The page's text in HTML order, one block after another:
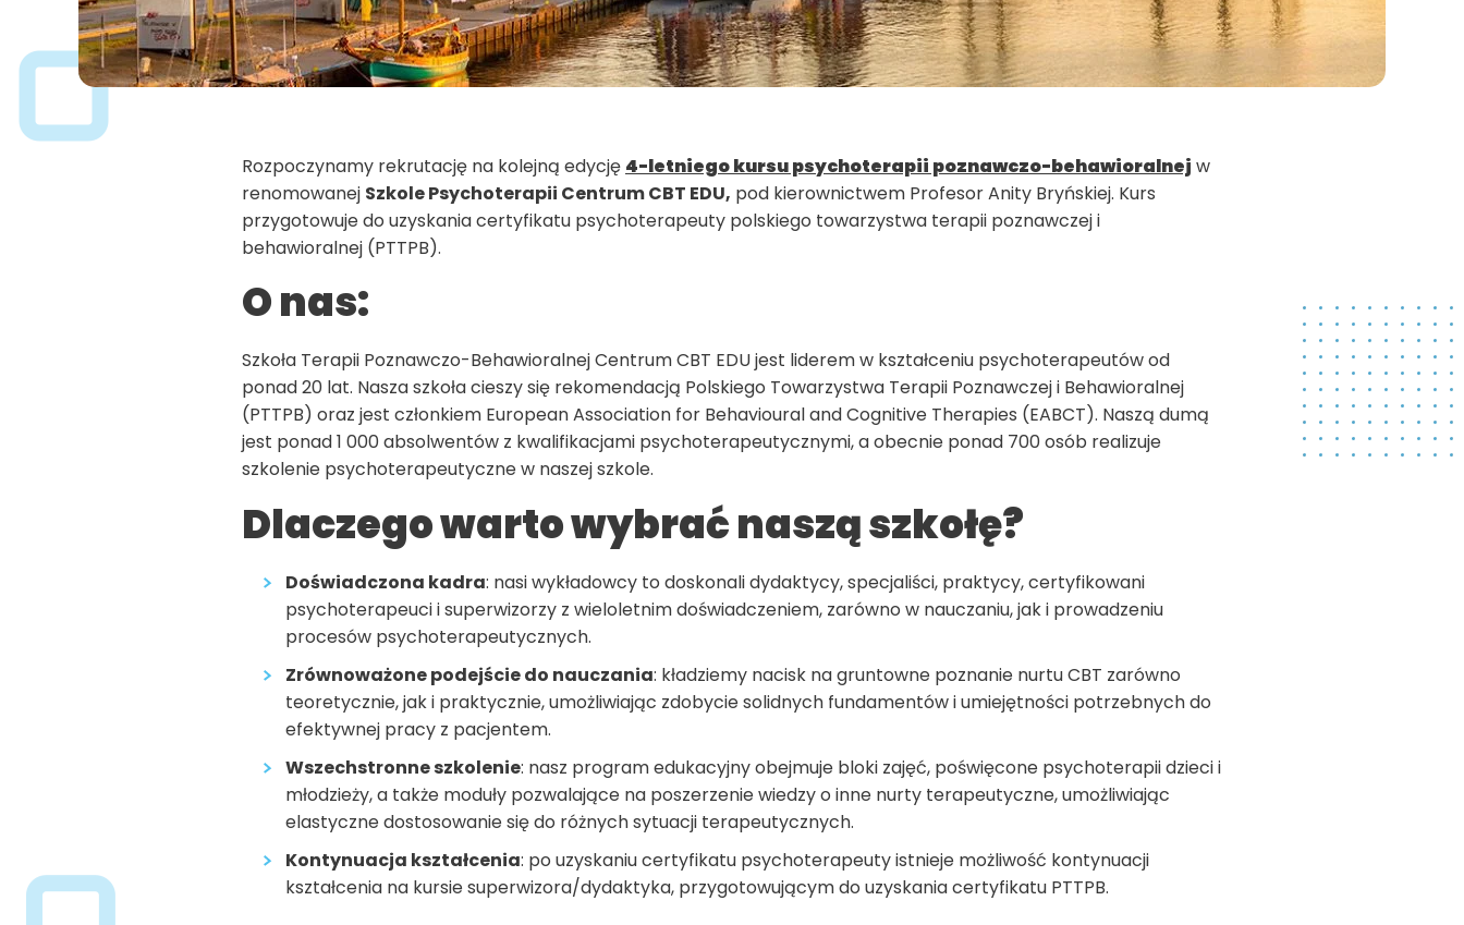
Rozpoczynamy rekrutację na kolejną edycję 4-letniego kursu psychoterapii poznawczo-behawioralnej w
renomowanej Szkole Psychoterapii Centrum CBT EDU, pod kierownictwem Profesor Anity Bryńskiej. Kurs
przygotowuje do uzyskania certyfikatu psychoterapeuty polskiego towarzystwa terapii poznawczej i
behawioralnej (PTTPB).
O nas:
Szkoła Terapii Poznawczo-Behawioralnej Centrum CBT EDU jest liderem w kształceniu psychoterapeutów od
ponad 20 lat. Nasza szkoła cieszy się rekomendacją Polskiego Towarzystwa Terapii Poznawczej i Behawioralnej
(PTTPB) oraz jest członkiem European Association for Behavioural and Cognitive Therapies (EABCT). Naszą dumą
jest ponad 1 000 absolwentów z kwalifikacjami psychoterapeutycznymi, a obecnie ponad 700 osób realizuje
szkolenie psychoterapeutyczne w naszej szkole.
Dlaczego warto wybrać naszą szkołę?
Doświadczona kadra: nasi wykładowcy to doskonali dydaktycy, specjaliści, praktycy, certyfikowani
psychoterapeuci i superwizorzy z wieloletnim doświadczeniem, zarówno w nauczaniu, jak i prowadzeniu
procesów psychoterapeutycznych.
Zrównoważone podejście do nauczania: kładziemy nacisk na gruntowne poznanie nurtu CBT zarówno
teoretycznie, jak i praktycznie, umożliwiając zdobycie solidnych fundamentów i umiejętności potrzebnych do
efektywnej pracy z pacjentem.
Wszechstronne szkolenie: nasz program edukacyjny obejmuje bloki zajęć, poświęcone psychoterapii dzieci i
młodzieży, a także moduły pozwalające na poszerzenie wiedzy o inne nurty terapeutyczne, umożliwiając
elastyczne dostosowanie się do różnych sytuacji terapeutycznych.
Kontynuacja kształcenia: po uzyskaniu certyfikatu psychoterapeuty istnieje możliwość kontynuacji
kształcenia na kursie superwizora/dydaktyka, przygotowującym do uzyskania certyfikatu PTTPB.